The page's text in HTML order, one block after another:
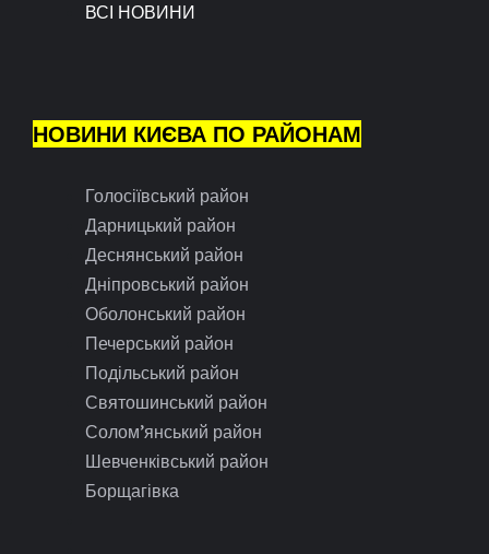
ВСІ НОВИНИ
НОВИНИ КИЄВА ПО РАЙОНАМ
Голосіївський район
Дарницький район
Деснянський район
Дніпровський район
Оболонський район
Печерський район
Подільський район
Святошинський район
Солом’янський район
Шевченківський район
Борщагівка